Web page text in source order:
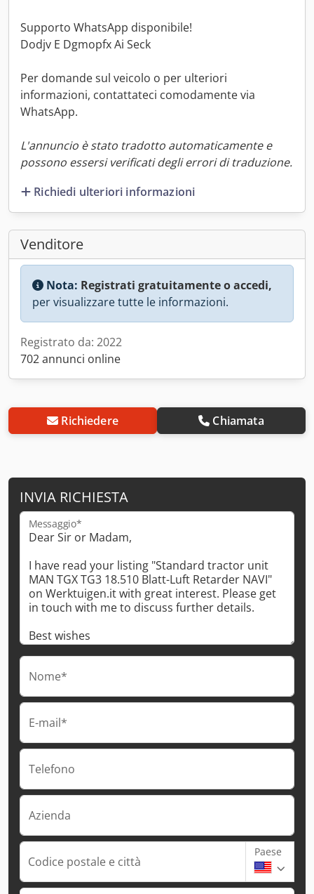
Supporto WhatsApp disponibile!
Dodjv E Dgmopfx Ai Seck
Per domande sul veicolo o per ulteriori
informazioni, contattateci comodamente via
WhatsApp.
L'annuncio è stato tradotto automaticamente e
possono essersi verificati degli errori di traduzione.
Richiedi ulteriori informazioni
Venditore
Nota: Registrati gratuitamente o accedi,
per visualizzare tutte le informazioni.
Registrato da: 2022
702 annunci online
Richiedere Chiamata
INVIA RICHIESTA
Messaggio*
Nome*
E-mail*
Telefono
Azienda
Codice postale e città
Paese